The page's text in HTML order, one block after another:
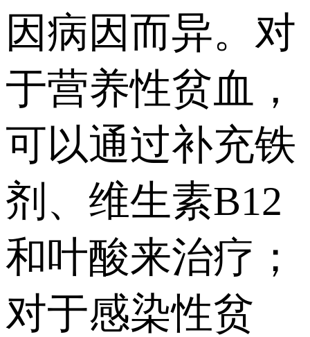
因病因而异。对
于营养性贫血，
可以通过补充铁
剂、维生素B12
和叶酸来治疗；
对于感染性贫